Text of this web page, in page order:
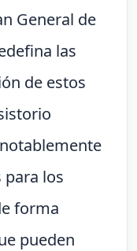
General de
las
de estos
para los
forma
pueden